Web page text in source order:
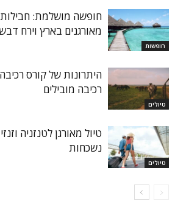
חופשות
חופשה מושלמת: חבילות
מאורגנים בארץ וירח
טיולים
היתרונות של קורס
רכיבה מובילים
טיולים
טיול מאורגן לטנזניה
נשכחות